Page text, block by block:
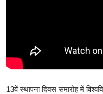
13वें स्थापना दिवस समारोह में